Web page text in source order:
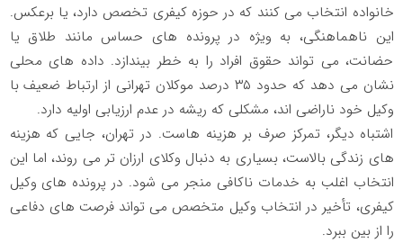
خانواده انتخاب می کنند که در حوزه کیفری تخصص دارد، یا برعکس.
این ناهماهنگی، به ویژه در پرونده های حساس مانند طلاق یا
حضانت، می تواند حقوق افراد را به خطر بیندازد. داده های محلی
نشان می دهد که حدود ۳۵ درصد موکلان تهرانی از ارتباط ضعیف با
وکیل خود ناراضی اند، مشکلی که ریشه در عدم ارزیابی اولیه دارد.
اشتباه دیگر، تمرکز صرف بر هزینه هاست. در تهران، جایی که هزینه
های زندگی بالاست، بسیاری به دنبال وکلای ارزان تر می روند، اما این
انتخاب اغلب به خدمات ناکافی منجر می شود. در پرونده های وکیل
کیفری، تأخیر در انتخاب وکیل متخصص می تواند فرصت های دفاعی
را از بین ببرد.